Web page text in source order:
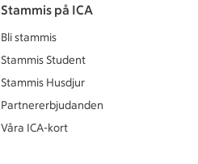
Stammis på ICA
Bli stammis
Stammis Student
Stammis Husdjur
Partnererbjudanden
Våra ICA-kort